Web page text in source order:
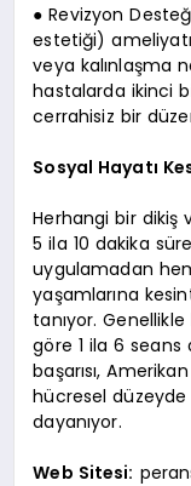
● Revizyon
estetiği)
veya kalınlaşma
hastalarda ikinci
cerrahisiz bir
Sosyal Hayatı
Herhangi bir dikiş
5 ila 10 dakika
uygulamadan
yaşamlarına
tanıyor.
göre 1 ila 6 seans
başarısı,
hücresel düzeyde
dayanıyor.
Web Sitesi: